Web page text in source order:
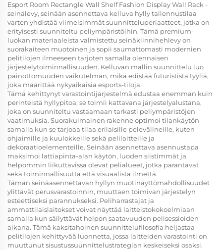
Esport Room Rectangle Wall Shelf Fashion Display Wall Rack -
seinälevy, seinään asennettava kelluva hylly tallennustilaa
varten yhdistää viimeisimmät suunnitteluperiaatteet, jotka on
erityisesti suunniteltu peliympäristöihin. Tämä premium-
luokan materiaaleista valmistettu seinäkiinnihehlevy on
suorakaiteen muotoinen ja sopii saumattomasti modernien
pelitilojen ilmeeseen tarjoten samalla olennaisen
järjestelytoiminnallisuuden. Kelluvan mallin suunnittelu luo
painottomuuden vaikutelman, mikä edistää futuristista tyyliä,
joka määrittää nykyaikaisia esports-tiloja.
Tämä kehittynyt varastointijärjestelmä edustaa enemmän kuin
perinteistä hyllypitoa; se toimii kattavana järjestelyalustana,
joka on suunniteltu vastaamaan tarkasti peliympäristöjen
vaatimuksia. Suorakulmainen rakenne optimoi tilankäytön
samalla kun se tarjoaa tilaa erilaisille pelevälineille, kuten
ohjaimille ja kuulokkeille sekä pelilaitteille ja
dekoraatioelementeille. Seinään asennettava asennustapa
maksimoi lattiapinta-alan käytön, luoden siistimmät ja
helpommin liikuttavissa olevat pelialueet, jotka parantavat
sekä toiminnallisuutta että visuaalista ilmettä.
Tämän seinäasennettavan hyllyn muotinäyttömahdollisuudet
ylittävät perusvarastoinnin, muuttaen toimivan järjestelyn
esteettiseksi parannukseksi. Peliharrastajat ja
ammattilaislaitokset voivat näyttää laitteistokokoelmiaan
samalla kun säilyttävät helpon saatavuuden pelisessioiden
aikana. Tämä kaksitahoinen suunnittelufilosofia heijastaa
pelitilojen kehittyvää luonnetta, jossa laitteiden varastointi on
muuttunut sisustussuunnittelustrategian keskeiseksi osaksi.